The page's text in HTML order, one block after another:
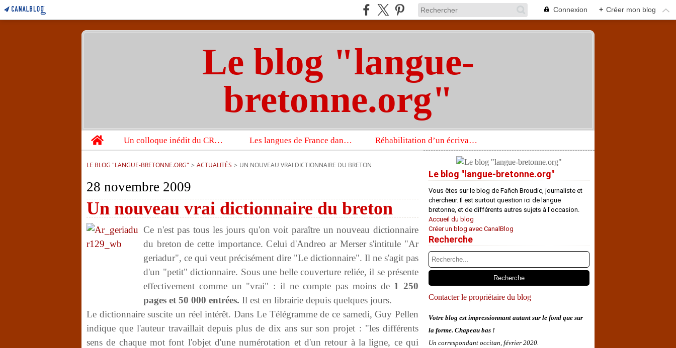
Connexion + Créer mon blog
Le blog "langue-
bretonne.org"
Home
Un colloque inédit du CRBC sur les victimes de l’année 1944 Les langues de France dans un imposant ouvrage sur la langue française que publient les Presses universitaires d’Oxford Réhabilitation d’un écrivain de langue bretonne aujourd’hui mal connu et méconnu
LE BLOG "LANGUE-BRETONNE.ORG" > ACTUALITÉS > UN NOUVEAU VRAI DICTIONNAIRE DU BRETON
28 novembre 2009
Un nouveau vrai dictionnaire du breton
Ce n'est pas tous les jours qu'on voit paraître un nouveau dictionnaire
du breton de cette importance. Celui d'Andreo ar Merser s'intitule "Ar
geriadur", ce qui veut précisément dire "Le dictionnaire". Il ne s'agit pas
d'un "petit" dictionnaire. Sous une belle couverture reliée, il se présente
effectivement comme un "vrai" : il ne compte pas moins de 1 250
pages et 50 000 entrées. Il est en librairie depuis quelques jours.
Le dictionnaire suscite un réel intérêt. Dans Le Télégramme de ce samedi, Guy Pellen
indique que l'auteur travaillait depuis plus de dix ans sur son projet : "les différents
sens de chaque mot font l'objet d'une numérotation et d'un retour à la ligne, ce qui
Le blog "langue-bretonne.org"
Vous êtes sur le blog de Fañch Broudic, journaliste et
chercheur. Il est surtout question ici de langue
bretonne, et de différents autres sujets à l'occasion.
Accueil du blog
Créer un blog avec CanalBlog
Recherche
Contacter le propriétaire du blog
Votre blog est impressionnant autant sur le fond que sur
la forme. Chapeau bas !
Un correspondant occitan, février 2020.